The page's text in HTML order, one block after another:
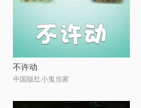
不许动
中国版红小鬼当家